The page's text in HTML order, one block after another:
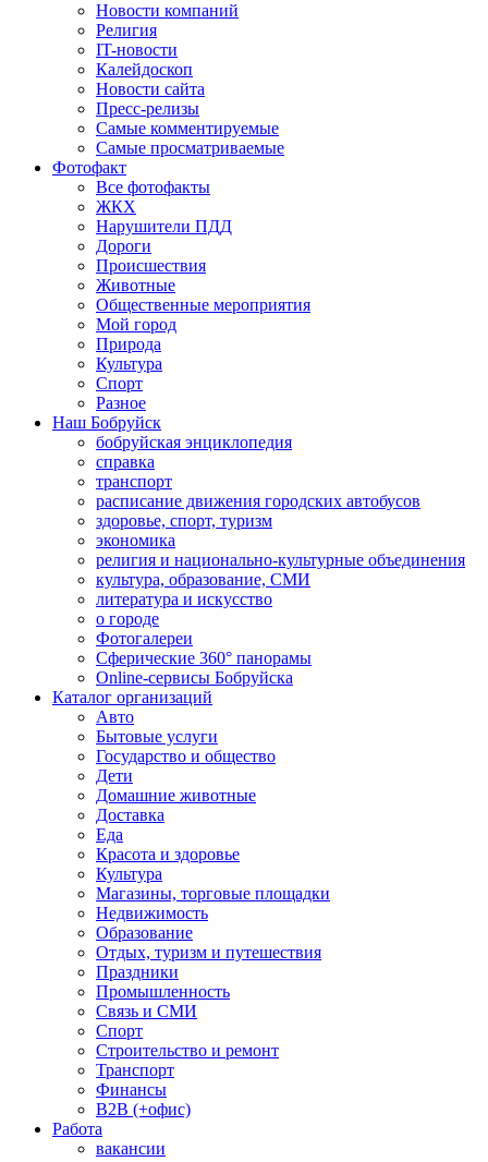
Новости компаний
Религия
IT-новости
Калейдоскоп
Новости сайта
Пресс-релизы
Самые комментируемые
Самые просматриваемые
Фотофакт
Все фотофакты
ЖКХ
Нарушители ПДД
Дороги
Происшествия
Животные
Общественные мероприятия
Мой город
Природа
Культура
Спорт
Разное
Наш Бобруйск
бобруйская энциклопедия
справка
транспорт
расписание движения городских автобусов
здоровье, спорт, туризм
экономика
религия и национально-культурные объединения
культура, образование, СМИ
литература и искусство
о городе
Фотогалереи
Сферические 360° панорамы
Online-сервисы Бобруйска
Каталог организаций
Авто
Бытовые услуги
Государство и общество
Дети
Домашние животные
Доставка
Еда
Красота и здоровье
Культура
Магазины, торговые площадки
Недвижимость
Образование
Отдых, туризм и путешествия
Праздники
Промышленность
Связь и СМИ
Спорт
Строительство и ремонт
Транспорт
Финансы
B2B (+офис)
Работа
вакансии